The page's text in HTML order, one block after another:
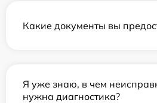
Какие документы вы
Я уже знаю, в чем
нужна диагностика?